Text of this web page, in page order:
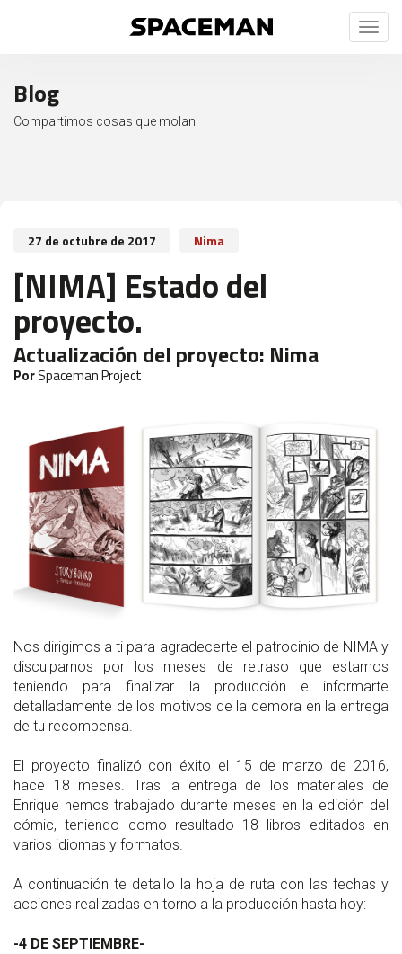
Toggle
Blog
Compartimos cosas que molan
27 de octubre de 2017 Nima
[NIMA] Estado del
proyecto.
Actualización del proyecto: Nima
PorSpaceman Project
Nos dirigimos a ti para agradecerte el patrocinio de NIMA y
disculparnos por los meses de retraso que estamos
teniendo para finalizar la producción e informarte
detalladamente de los motivos de la demora en la entrega
de tu recompensa.
El proyecto finalizó con éxito el 15 de marzo de 2016,
hace 18 meses. Tras la entrega de los materiales de
Enrique hemos trabajado durante meses en la edición del
cómic, teniendo como resultado 18 libros editados en
varios idiomas y formatos.
A continuación te detallo la hoja de ruta con las fechas y
acciones realizadas en torno a la producción hasta hoy:
-4 DE SEPTIEMBRE-